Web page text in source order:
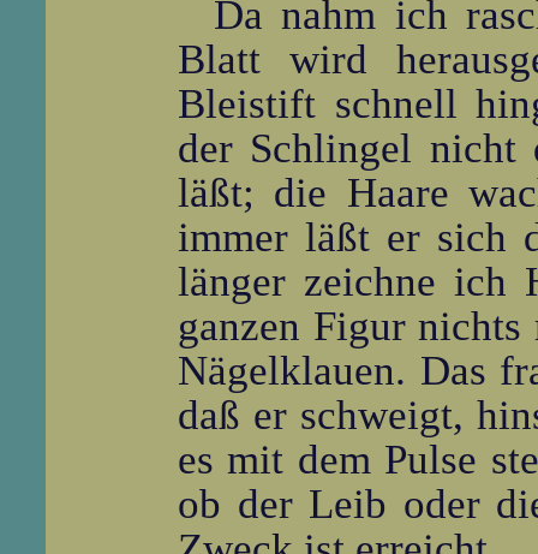
Da nahm ich
Blatt wird
Bleistift schnell
der Schlingel nicht
läßt; die Haare
immer läßt er sich
länger zeichne ich
ganzen Figur nichts
Nägelklauen. Das
daß er schweigt,
es mit dem Pulse
ob der Leib oder